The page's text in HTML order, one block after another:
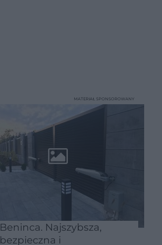
Beninca. Najszybsza,
bezpieczna i
MATERIAŁ SPONSOROWANY